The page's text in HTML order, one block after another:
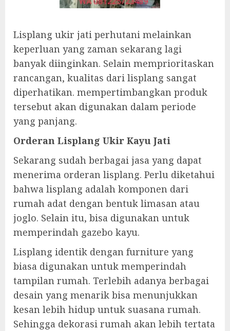
Lisplang ukir jati perhutani melainkan
keperluan yang zaman sekarang lagi
banyak diinginkan. Selain memprioritaskan
rancangan, kualitas dari lisplang sangat
diperhatikan. mempertimbangkan produk
tersebut akan digunakan dalam periode
yang panjang.
Orderan Lisplang Ukir Kayu Jati
Sekarang sudah berbagai jasa yang dapat
menerima orderan lisplang. Perlu diketahui
bahwa lisplang adalah komponen dari
rumah adat dengan bentuk limasan atau
joglo. Selain itu, bisa digunakan untuk
memperindah gazebo kayu.
Lisplang identik dengan furniture yang
biasa digunakan untuk memperindah
tampilan rumah. Terlebih adanya berbagai
desain yang menarik bisa menunjukkan
kesan lebih hidup untuk suasana rumah.
Sehingga dekorasi rumah akan lebih tertata